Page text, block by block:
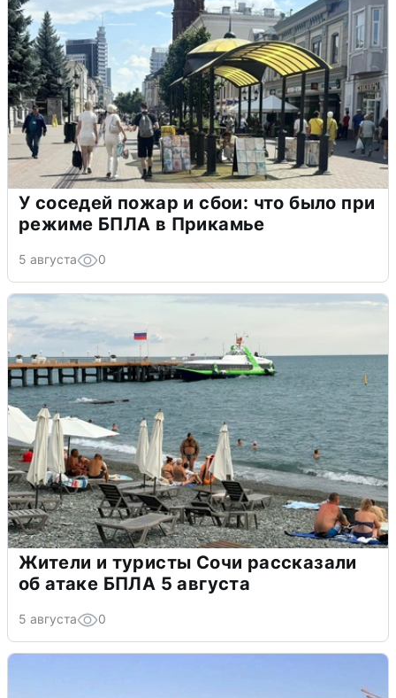
У соседей пожар и сбои: что было при
режиме БПЛА в Прикамье
5 августа 0
Жители и туристы Сочи рассказали
об атаке БПЛА 5 августа
5 августа 0